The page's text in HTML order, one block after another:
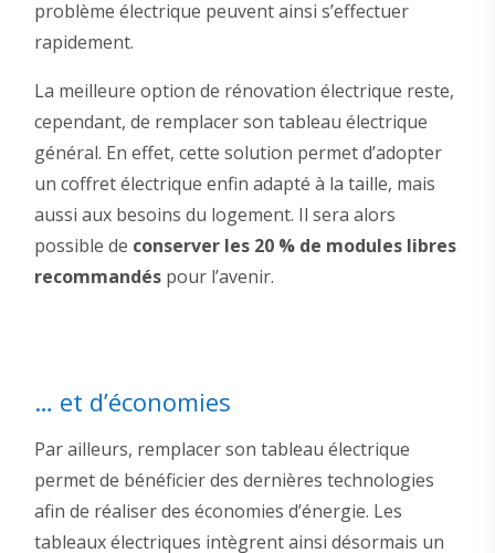
problème électrique peuvent ainsi s’effectuer
rapidement.
La meilleure option de rénovation électrique reste,
cependant, de remplacer son tableau électrique
général. En effet, cette solution permet d’adopter
un coffret électrique enfin adapté à la taille, mais
aussi aux besoins du logement. Il sera alors
possible de conserver les 20 % de modules libres
recommandéspour l’avenir.
… et d’économies
Par ailleurs, remplacer son tableau électrique
permet de bénéficier des dernières technologies
afin de réaliser des économies d’énergie. Les
tableaux électriques intègrent ainsi désormais un